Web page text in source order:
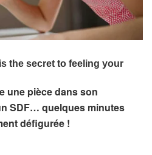
une pièce dans son
SDF… quelques minutes
défigurée !